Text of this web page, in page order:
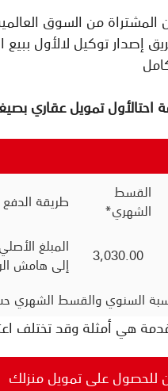
المشتراة من السوق
إصدار توكيل لالأول
تمويل عقاري
القسط
الشهري*
طريقة
3,030.00
المبلغ
إلى هامش
السنوي والقسط الشهري
هي أمثلة وقد تختلف
للحصول على تمويل منزلك